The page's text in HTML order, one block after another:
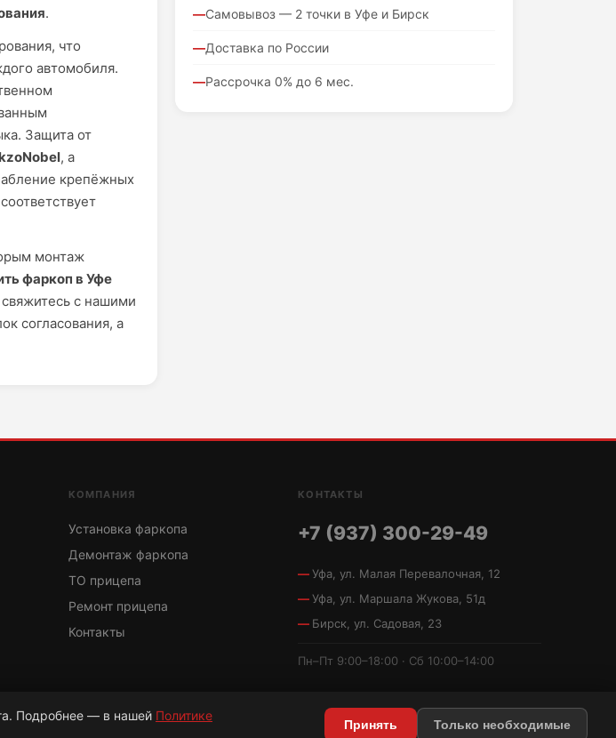
.
что
автомобиля.
Защита от
, а
крепёжных
монтаж
фаркоп в Уфе
с нашими
согласования, а
Самовывоз — 2 точки в Уфе и Бирск
Доставка по России
Рассрочка 0% до 6 мес.
КОМПАНИЯ
Установка фаркопа
Демонтаж фаркопа
ТО прицепа
Ремонт прицепа
Контакты
КОНТАКТЫ
+7 (937) 300-29-49
Уфа, ул. Малая Перевалочная, 12
Уфа, ул. Маршала Жукова, 51д
Бирск, ул. Садовая, 23
Пн–Пт 9:00–18:00 · Сб 10:00–14:00
Политика конфиденциальности Условия использования
Подробнее — в нашей Политике
Принять Только необходимые